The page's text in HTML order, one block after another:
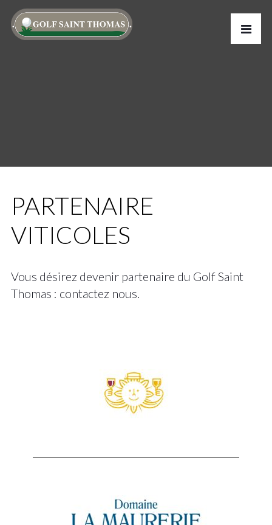
PARTENAIRE
VITICOLES
Vous désirez devenir partenaire du Golf Saint
Thomas : contactez nous.